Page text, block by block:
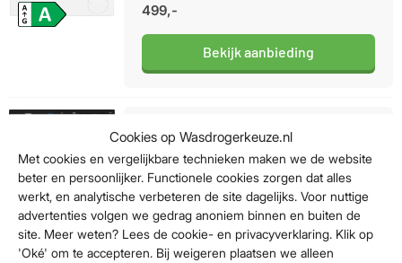
Cookies op Wasdrogerkeuze.nl
Met cookies en vergelijkbare technieken maken we de website
beter en persoonlijker. Functionele cookies zorgen dat alles
werkt, en analytische verbeteren de site dagelijks. Voor nuttige
advertenties volgen we gedrag anoniem binnen en buiten de
site. Meer weten? Lees de cookie- en privacyverklaring. Klik op
'Oké' om te accepteren. Bij weigeren plaatsen we alleen
499,-
Bekijk aanbieding
Beko BM3WFU41041B EnergySpin
Energieklasse A / Laadvermogen: 10kg /
Geluidsniveau centrifugeren 75dB /
Waskwaliteit: Topklasse
499,-